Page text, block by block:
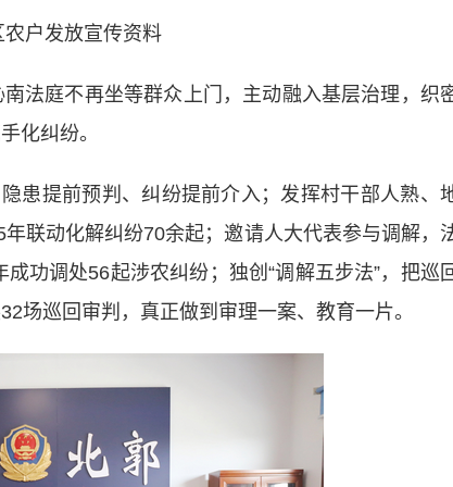
户发放宣传资料
庭不再坐等群众上门，主动融入基层治理，织
化纠纷。
提前预判、纠纷提前介入；发挥村干部人熟、
联动化解纠纷70余起；邀请人大代表参与调解，
功调处56起涉农纠纷；独创“调解五步法”，把巡
场巡回审判，真正做到审理一案、教育一片。